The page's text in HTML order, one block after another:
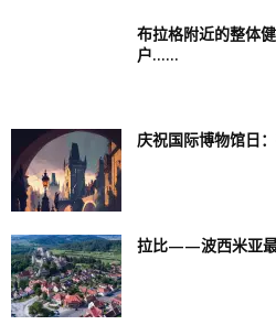
布拉格附近的整体
户……
庆祝国际博物馆日
拉比——波西米亚